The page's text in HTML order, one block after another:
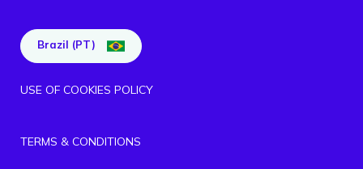
Brazil (PT)
USE OF COOKIES POLICY
TERMS & CONDITIONS